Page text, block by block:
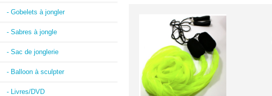
- Gobelets à jongler
- Sabres à jongle
- Sac de jonglerie
- Balloon à sculpter
- Livres/DVD